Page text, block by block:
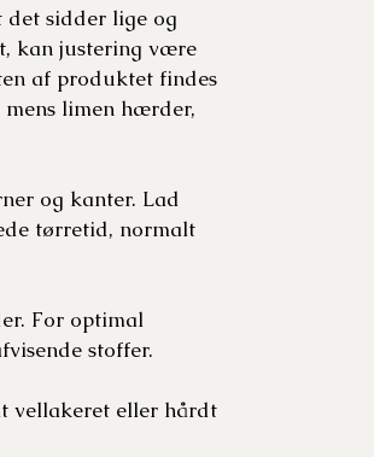
sidder lige og
kan justering være
af produktet findes
limen hærder,
og kanter. Lad
tørretid, normalt
For optimal
stoffer.
vel­lakeret eller hårdt